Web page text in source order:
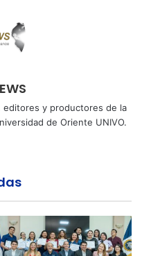
y productores de la
de Oriente UNIVO.